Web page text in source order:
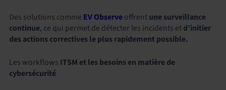
Des solutions comme EVObserveoffrentune surveillance
continue, ce qui permet de détecter les incidents etd’initier
des actions correctives le plus rapidement possible.
Les workflows ITSM et les besoins en matière de
cybersécurité